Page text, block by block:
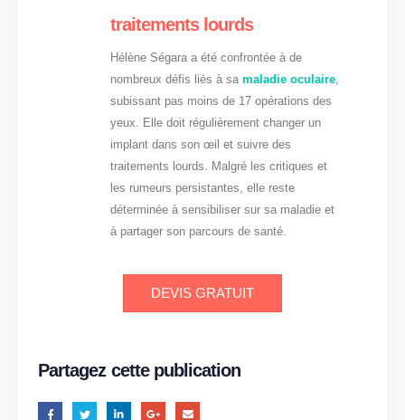
traitements lourds
Hélène Ségara a été confrontée à de
nombreux défis liés à samaladie oculaire,
subissant pas moins de 17 opérations des
yeux. Elle doit régulièrement changer un
implant dans son œil et suivre des
traitements lourds. Malgré les critiques et
les rumeurs persistantes, elle reste
déterminée à sensibiliser sur sa maladie et
à partager son parcours de santé.
DEVIS GRATUIT
Partagez cette publication